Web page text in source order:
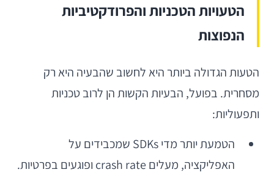
הטעויות הטכניות והפרודקטיביות
הנפוצות
הטעות הגדולה ביותר היא לחשוב שהבעיה היא רק
מסחרית. בפועל, הבעיות הקשות הן לרוב טכניות
ותפעוליות:
הטמעת יותר מדי SDKs שמכבידים על
האפליקציה, מעלים crash rate ופוגעים בפרטיות.